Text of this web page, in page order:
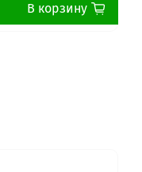
В корзину